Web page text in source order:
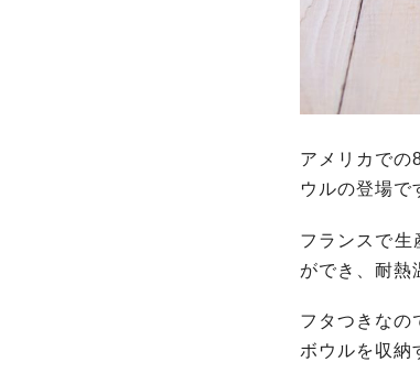
アメリカでの
ウルの登場で
フランスで
ができ、耐熱
フタつきなの
ボウルを収納